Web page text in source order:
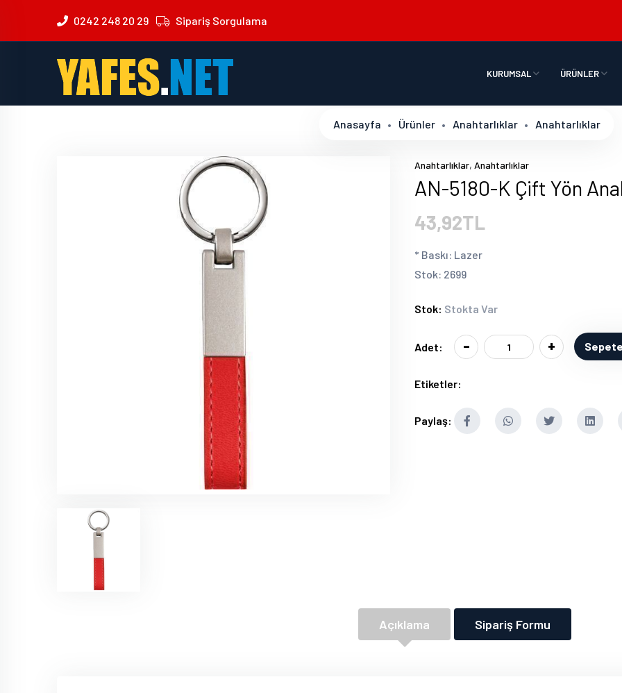
0242 248 20 29 Sipariş Sorgulama
KURUMSAL ÜRÜNLER
Anasayfa Ürünler Anahtarlıklar Anahtarlıklar
Anahtarlıklar, Anahtarlıklar
AN-5180-K Çift Yön
43,92TL
* Baskı: Lazer
Stok: 2699
Stok: Stokta Var
Adet: - +
Etiketler:
Paylaş:
Açıklama Sipariş Formu